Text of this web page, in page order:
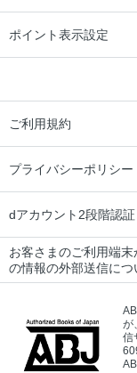
ポイント表示設定
ご利用規約
プライバシーポリシー
dアカウント2段階認証
お客さまのご利用端末
の情報の外部送信につ
が
信